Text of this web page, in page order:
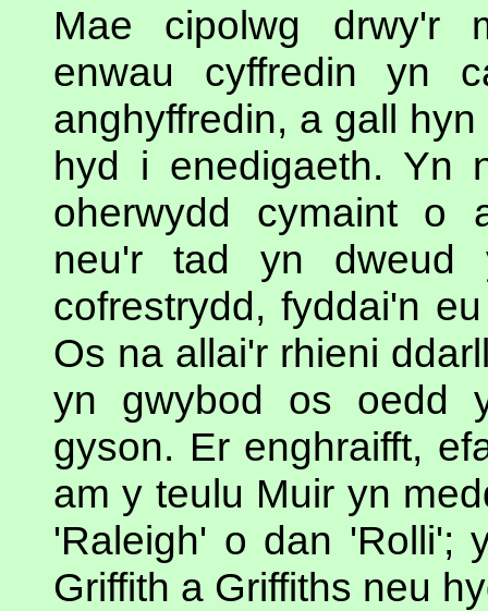
Mae cipolwg drwy'r
enwau cyffredin yn
anghyffredin, a gall
hyd i enedigaeth. Yn
oherwydd cymaint o
neu'r tad yn
cofrestrydd, fyddai'n
Os na allai'r rhieni
yn gwybod os oedd
gyson. Er enghraifft,
am y teulu Muir yn
'Raleigh' o dan 'Rolli';
Griffith a Griffiths neu